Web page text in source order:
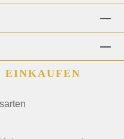
EINKAUFEN